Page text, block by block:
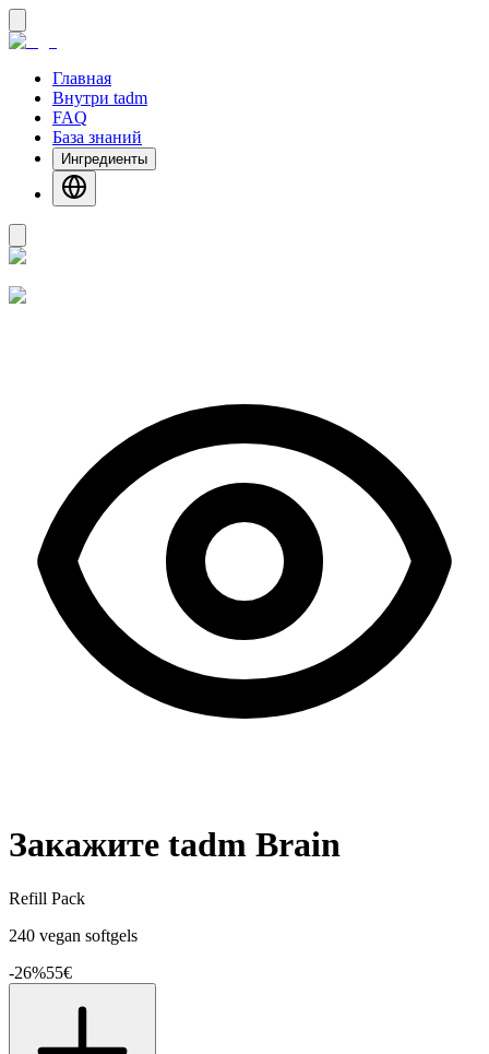
Главная
Внутри tadm
FAQ
База знаний
Ингредиенты
Закажите tadm Brain
Refill Pack
240 vegan softgels
-26%55€